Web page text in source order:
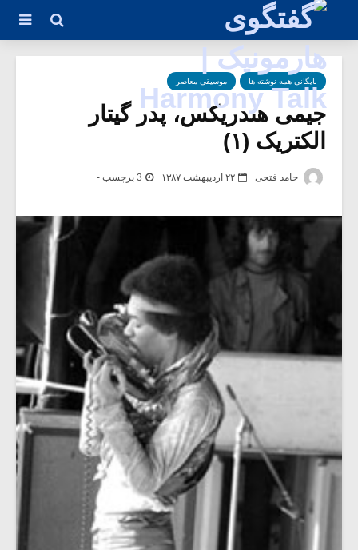
بایگانی همه نوشته ها موسیقی معاصر
جیمی هندریکس، پدر گیتار
الکتریک (۱)
حامد فتحی ۲۲ اردیبهشت ۱۳۸۷ 3 برچسب -